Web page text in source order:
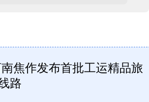
焦作发布首批工运精品旅
路